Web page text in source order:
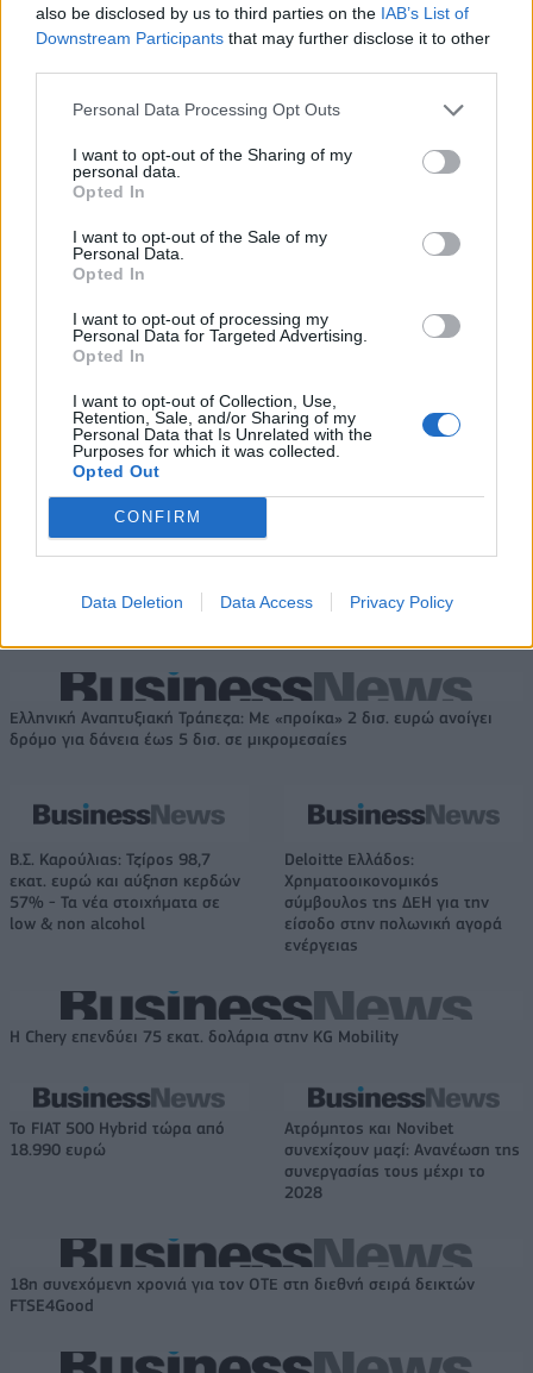
also be disclosed by us to third parties on the IAB’s List of
Downstream Participants that may further disclose it to other
Personal Data Processing Opt Outs
I want to opt-out of the Sharing of my
personal data.
Opted In
I want to opt-out of the Sale of my
Personal Data.
Opted In
I want to opt-out of processing my
Personal Data for Targeted Advertising.
Opted In
I want to opt-out of Collection, Use,
Retention, Sale, and/or Sharing of my
Personal Data that Is Unrelated with the
Purposes for which it was collected.
Opted Out
CONFIRM
Data Deletion Data Access Privacy Policy
Εβδομαδιαία άνοδος 1,76%,
του έτους
Γιάννης Αλαφούζος επιστρέφει
στη θέση του CEO
Media: Με ενίσχυση 8 εκατ. ευρώ σε 451 επιχειρήσεις ξεκίνησε το
πρόγραμμα στήριξης- Κάλυψη εισφορών ΕΔΟΕΑΠ
Η Toyota φέρνει νέα γενιά
αυτοκινητοβιομηχανία
Νέο Audi A2 e-tron με στόχο την κορυφή της αποδοτικότητας
υπεύθυνος και αναλαμβάνω την
Ιωαννίνων
Ελληνική Αναπτυξιακή Τράπεζα: Με «προίκα» 2 δισ. ευρώ ανοίγει
δρόμο για δάνεια έως 5 δισ. σε μικρομεσαίες
Β.Σ. Καρούλιας: Τζίρος 98,7
εκατ. ευρώ και αύξηση κερδών
57% - Τα νέα στοιχήματα σε
low & non alcohol
Deloitte Ελλάδος:
Χρηματοοικονομικός
σύμβουλος της ΔΕΗ για την
είσοδο στην πολωνική αγορά
ενέργειας
Η Chery επενδύει 75 εκατ. δολάρια στην KG Mobility
Το FIAT 500 Hybrid τώρα από
18.990 ευρώ
Ατρόμητος και Novibet
συνεχίζουν μαζί: Ανανέωση της
συνεργασίας τους μέχρι το
2028
18η συνεχόμενη χρονιά για τον ΟΤΕ στη διεθνή σειρά δεικτών
FTSE4Good